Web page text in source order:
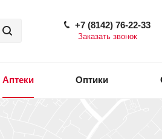
+7 (8142) 76-22-33
Заказать звонок
Аптеки Оптики